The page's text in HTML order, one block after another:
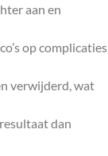
aan en
op complicaties
verwijderd, wat
dan